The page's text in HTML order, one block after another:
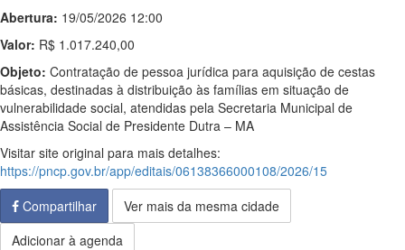
Abertura: 19/05/2026 12:00
Valor: R$ 1.017.240,00
Objeto: Contratação de pessoa jurídica para aquisição de cestas
básicas, destinadas à distribuição às famílias em situação de
vulnerabilidade social, atendidas pela Secretaria Municipal de
Assistência Social de Presidente Dutra – MA
Visitar site original para mais detalhes:
https://pncp.gov.br/app/editais/06138366000108/2026/15
Compartilhar
Ver mais da mesma cidade
Adicionar à agenda